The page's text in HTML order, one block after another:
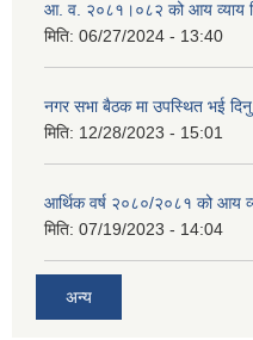
आ. व. २०८१।०८२ को आय व्याय
मिति: 06/27/2024 - 13:40
नगर सभा बैठक मा उपस्थित भई
मिति: 12/28/2023 - 15:01
आर्थिक वर्ष २०८०/२०८१ को आय
मिति: 07/19/2023 - 14:04
अन्य